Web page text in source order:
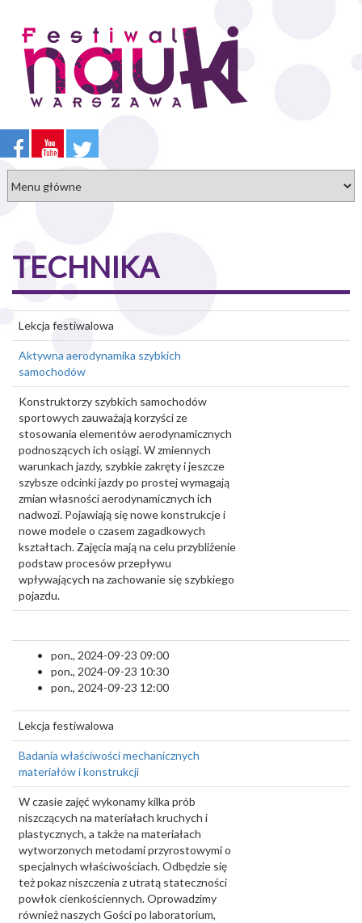
treści
TECHNIKA
Lekcja festiwalowa
Aktywna aerodynamika szybkich
samochodów
Konstruktorzy szybkich samochodów
sportowych zauważają korzyści ze
stosowania elementów aerodynamicznych
podnoszących ich osiągi. W zmiennych
warunkach jazdy, szybkie zakręty i jeszcze
szybsze odcinki jazdy po prostej wymagają
zmian własności aerodynamicznych ich
nadwozi. Pojawiają się nowe konstrukcje i
nowe modele o czasem zagadkowych
kształtach. Zajęcia mają na celu przybliżenie
podstaw procesów przepływu
wpływających na zachowanie się szybkiego
pojazdu.
pon., 2024-09-23 09:00
pon., 2024-09-23 10:30
pon., 2024-09-23 12:00
Lekcja festiwalowa
Badania właściwości mechanicznych
materiałów i konstrukcji
W czasie zajęć wykonamy kilka prób
niszczących na materiałach kruchych i
plastycznych, a także na materiałach
wytworzonych metodami przyrostowymi o
specjalnych właściwościach. Odbędzie się
też pokaz niszczenia z utratą stateczności
powłok cienkościennych. Oprowadzimy
również naszych Gości po laboratorium,